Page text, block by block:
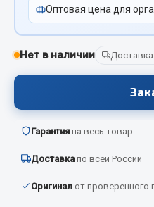
Жидкостные
Подогреватели тосола
Автотовары
Автозвук
Автокаталоги
Оптовая цена для
Нет в наличии
Гарантия на весь товар
Доставка по всей России
Оригинал от проверенного